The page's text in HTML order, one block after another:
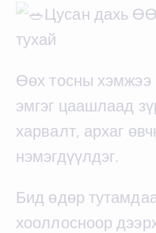
Цусан дахь
тухай
Өөх тосны хэмжээ
эмгэг цаашлаад
харвалт, архаг
нэмэгдүүлдэг.
Бид өдөр
хооллосноор